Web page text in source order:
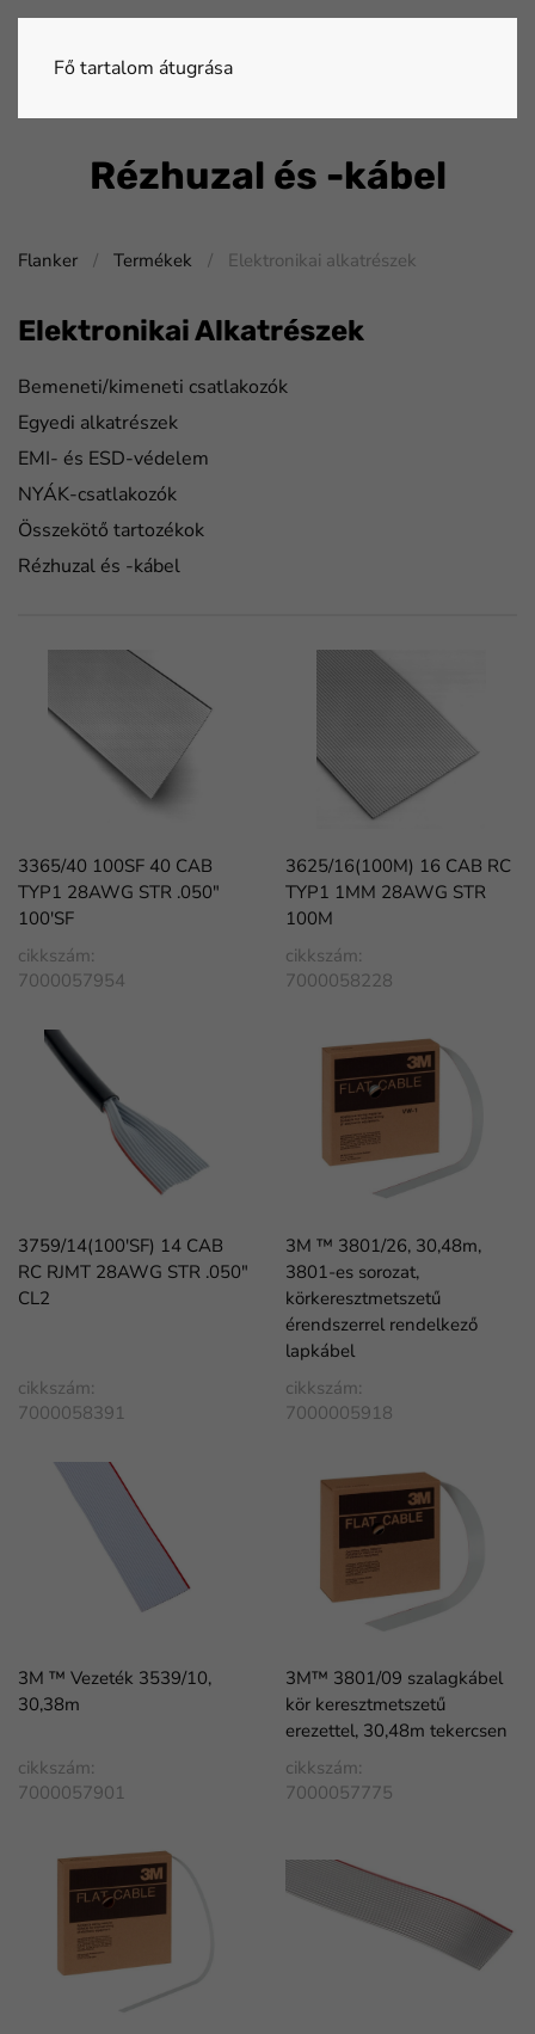
Fő tartalom átugrása
Rézhuzal és -kábel
Flanker Termékek Elektronikai alkatrészek
Elektronikai Alkatrészek
Bemeneti/kimeneti csatlakozók
Egyedi alkatrészek
EMI- és ESD-védelem
NYÁK-csatlakozók
Összekötő tartozékok
Rézhuzal és -kábel
3365/40 100SF 40 CAB
TYP1 28AWG STR .050"
100'SF
cikkszám:
7000057954
3625/16(100M) 16 CAB RC
TYP1 1MM 28AWG STR
100M
cikkszám:
7000058228
3759/14(100'SF) 14 CAB
RC RJMT 28AWG STR .050"
CL2
cikkszám:
7000058391
3M ™ 3801/26, 30,48m,
3801-es sorozat,
körkeresztmetszetű
érendszerrel rendelkező
lapkábel
cikkszám:
7000005918
3M ™ Vezeték 3539/10,
30,38m
cikkszám:
7000057901
3M™ 3801/09 szalagkábel
kör keresztmetszetű
erezettel, 30,48m tekercsen
cikkszám:
7000057775